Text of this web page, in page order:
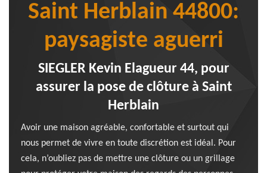
Saint Herblain 44800:
paysagiste aguerri
SIEGLER Kevin Elagueur 44, pour
assurer la pose de clôture à Saint
Herblain
Avoir une maison agréable, confortable et surtout qui
nous permet de vivre en toute discrétion est idéal. Pour
cela, n’oubliez pas de mettre une clôture ou un grillage